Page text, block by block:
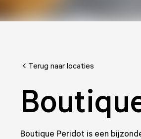
Terug naar locaties
Boutique Peridot is een